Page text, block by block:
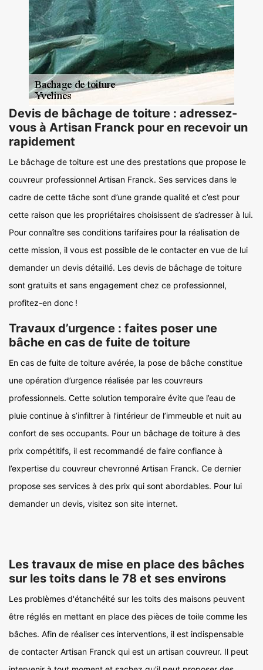
Devis de bâchage de toiture : adressez-
vous à Artisan Franck pour en recevoir un
rapidement
Le bâchage de toiture est une des prestations que propose le
couvreur professionnel Artisan Franck. Ses services dans le
cadre de cette tâche sont d’une grande qualité et c’est pour
cette raison que les propriétaires choisissent de s’adresser à lui.
Pour connaître ses conditions tarifaires pour la réalisation de
cette mission, il vous est possible de le contacter en vue de lui
demander un devis détaillé. Les devis de bâchage de toiture
sont gratuits et sans engagement chez ce professionnel,
profitez-en donc !
Travaux d’urgence : faites poser une
bâche en cas de fuite de toiture
En cas de fuite de toiture avérée, la pose de bâche constitue
une opération d’urgence réalisée par les couvreurs
professionnels. Cette solution temporaire évite que l’eau de
pluie continue à s’infiltrer à l’intérieur de l’immeuble et nuit au
confort de ses occupants. Pour un bâchage de toiture à des
prix compétitifs, il est recommandé de faire confiance à
l’expertise du couvreur chevronné Artisan Franck. Ce dernier
propose ses services à des prix qui sont abordables. Pour lui
demander un devis, visitez son site internet.
Les travaux de mise en place des bâches
sur les toits dans le 78 et ses environs
Les problèmes d'étanchéité sur les toits des maisons peuvent
être réglés en mettant en place des pièces de toile comme les
bâches. Afin de réaliser ces interventions, il est indispensable
de contacter Artisan Franck qui est un artisan couvreur. Il peut